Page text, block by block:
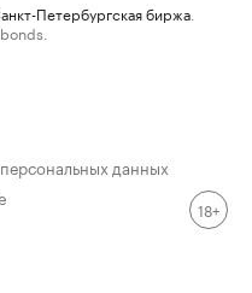
Петербургская биржа
данных
18+